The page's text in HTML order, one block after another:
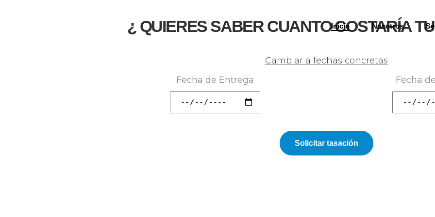
Inicio Nosotros
¿ QUIERES SABER CUANTO COSTARÍA
Cambiar a fechas concretas
Fecha de Entrega
Fecha
Solicitar tasación